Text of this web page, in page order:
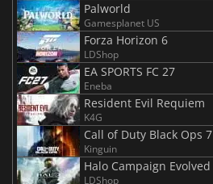
Palworld
Gamesplanet US
Forza Horizon 6
LDShop
EA SPORTS FC 27
Eneba
Resident Evil Requiem
K4G
Call of Duty Black Ops 7
Kinguin
Halo Campaign Evolved
LDShop